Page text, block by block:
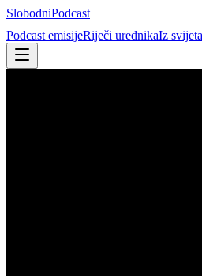
SlobodniPodcast
Podcast emisijeRiječi urednikaIz svijeta